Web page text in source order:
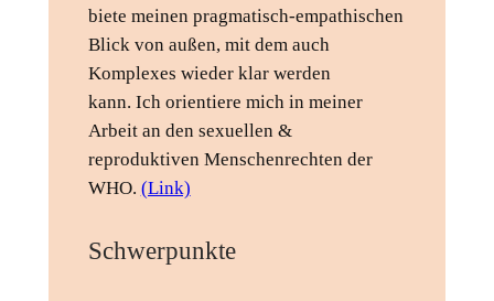
biete meinen pragmatisch-empathischen
Blick von außen, mit dem auch
Komplexes wieder klar werden
kann. Ich orientiere mich in meiner
Arbeit an den sexuellen &
reproduktiven Menschenrechten der
WHO. (Link)
Schwerpunkte